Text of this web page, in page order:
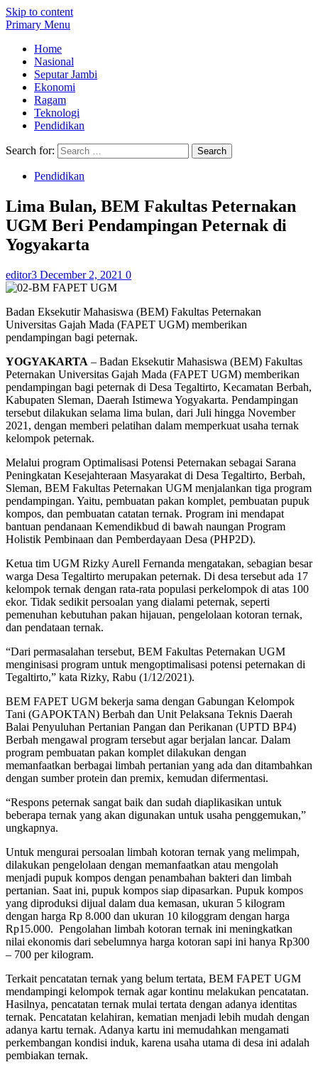
Skip to content
Primary Menu
Home
Nasional
Seputar Jambi
Ekonomi
Ragam
Teknologi
Pendidikan
Search for:
Pendidikan
Lima Bulan, BEM Fakultas Peternakan
UGM Beri Pendampingan Peternak di
Yogyakarta
editor3 December 2, 2021 0
Badan Eksekutir Mahasiswa (BEM) Fakultas Peternakan
Universitas Gajah Mada (FAPET UGM) memberikan
pendampingan bagi peternak.
YOGYAKARTA – Badan Eksekutir Mahasiswa (BEM) Fakultas
Peternakan Universitas Gajah Mada (FAPET UGM) memberikan
pendampingan bagi peternak di Desa Tegaltirto, Kecamatan Berbah,
Kabupaten Sleman, Daerah Istimewa Yogyakarta. Pendampingan
tersebut dilakukan selama lima bulan, dari Juli hingga November
2021, dengan memberi pelatihan dalam memperkuat usaha ternak
kelompok peternak.
Melalui program Optimalisasi Potensi Peternakan sebagai Sarana
Peningkatan Kesejahteraan Masyarakat di Desa Tegaltirto, Berbah,
Sleman, BEM Fakultas Peternakan UGM menjalankan tiga program
pendampingan. Yaitu, pembuatan pakan komplet, pembuatan pupuk
kompos, dan pembuatan catatan ternak. Program ini mendapat
bantuan pendanaan Kemendikbud di bawah naungan Program
Holistik Pembinaan dan Pemberdayaan Desa (PHP2D).
Ketua tim UGM Rizky Aurell Fernanda mengatakan, sebagian besar
warga Desa Tegaltirto merupakan peternak. Di desa tersebut ada 17
kelompok ternak dengan rata-rata populasi perkelompok di atas 100
ekor. Tidak sedikit persoalan yang dialami peternak, seperti
pemenuhan kebutuhan pakan hijauan, pengelolaan kotoran ternak,
dan pendataan ternak.
“Dari permasalahan tersebut, BEM Fakultas Peternakan UGM
menginisasi program untuk mengoptimalisasi potensi peternakan di
Tegaltirto,” kata Rizky, Rabu (1/12/2021).
BEM FAPET UGM bekerja sama dengan Gabungan Kelompok
Tani (GAPOKTAN) Berbah dan Unit Pelaksana Teknis Daerah
Balai Penyuluhan Pertanian Pangan dan Perikanan (UPTD BP4)
Berbah mengawal program tersebut agar berjalan lancar. Dalam
program pembuatan pakan komplet dilakukan dengan
memanfaatkan berbagai limbah pertanian yang ada dan ditambahkan
dengan sumber protein dan premix, kemudan difermentasi.
“Respons peternak sangat baik dan sudah diaplikasikan untuk
beberapa ternak yang akan digunakan untuk usaha penggemukan,”
ungkapnya.
Untuk mengurai persoalan limbah kotoran ternak yang melimpah,
dilakukan pengelolaan dengan memanfaatkan atau mengolah
menjadi pupuk kompos dengan penambahan bakteri dan limbah
pertanian. Saat ini, pupuk kompos siap dipasarkan. Pupuk kompos
yang diproduksi dijual dalam dua kemasan, ukuran 5 kilogram
dengan harga Rp 8.000 dan ukuran 10 kiloggram dengan harga
Rp15.000. Pengolahan limbah kotoran ternak ini meningkatkan
nilai ekonomis dari sebelumnya harga kotoran sapi ini hanya Rp300
– 700 per kilogram.
Terkait pencatatan ternak yang belum tertata, BEM FAPET UGM
mendampingi kelompok ternak agar kontinu melakukan pencatatan.
Hasilnya, pencatatan ternak mulai tertata dengan adanya identitas
ternak. Pencatatan kelahiran, kematian menjadi lebih mudah dengan
adanya kartu ternak. Adanya kartu ini memudahkan mengamati
perkembangan kondisi induk, karena usaha utama di desa ini adalah
pembiakan ternak.